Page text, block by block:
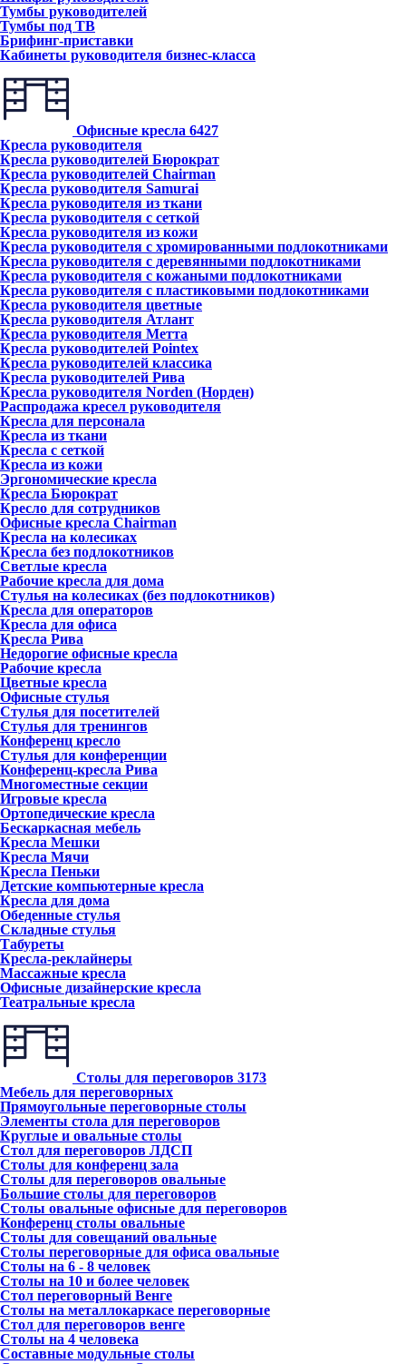
Тумбы руководителей
Тумбы под ТВ
Брифинг-приставки
Кабинеты руководителя бизнес-класса
Офисные кресла 6427
Кресла руководителя
Кресла руководителей Бюрократ
Кресла руководителей Chairman
Кресла руководителя Samurai
Кресла руководителя из ткани
Кресла руководителя с сеткой
Кресла руководителя из кожи
Кресла руководителя с хромированными подлокотниками
Кресла руководителя с деревянными подлокотниками
Кресла руководителя с кожаными подлокотниками
Кресла руководителя с пластиковыми подлокотниками
Кресла руководителя цветные
Кресла руководителя Атлант
Кресла рyководителя Метта
Кресла руководителей Pointex
Кресла руководителей классика
Кресла руководителей Рива
Кресла руководителя Norden (Норден)
Распродажа кресел руководителя
Кресла для персонала
Кресла из ткани
Кресла с сеткой
Кресла из кожи
Эргономические кресла
Кресла Бюрократ
Кресло для сотрудников
Офисные кресла Chairman
Кресла на колесиках
Кресла без подлокотников
Светлые кресла
Рабочие кресла для дома
Стулья на колесиках (без подлокотников)
Кресла для операторов
Кресла для офиса
Кресла Рива
Недорогие офисные кресла
Рабочие кресла
Цветные кресла
Офисные стулья
Стулья для посетителей
Стулья для тренингов
Конференц кресло
Стулья для конференции
Конференц-кресла Рива
Многоместные секции
Игровые кресла
Ортопедические кресла
Бескаркасная мебель
Кресла Мешки
Кресла Мячи
Кресла Пеньки
Детские компьютерные кресла
Кресла для дома
Обеденные стулья
Складные стулья
Табуреты
Кресла-реклайнеры
Массажные кресла
Офисные дизайнерские кресла
Театральные кресла
Столы для переговоров 3173
Мебель для переговорных
Прямоугольные переговорные столы
Элементы стола для переговоров
Круглые и овальные столы
Стол для переговоров ЛДСП
Столы для конференц зала
Столы для переговоров овальные
Большие столы для переговоров
Столы овальные офисные для переговоров
Конференц столы овальные
Столы для совещаний овальные
Столы переговорные для офиса овальные
Столы на 6 - 8 человек
Столы на 10 и более человек
Стол переговорный Венге
Столы на металлокаркасе переговорные
Стол для переговоров венге
Столы на 4 человека
Составные модульные столы